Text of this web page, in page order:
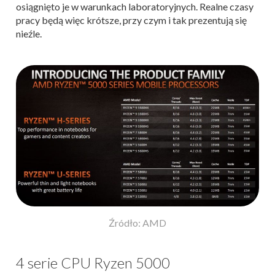
osiągnięto je w warunkach laboratoryjnych. Realne czasy
pracy będą więc krótsze, przy czym i tak prezentują się
nieźle.
Źródło: AMD
4 serie CPU Ryzen 5000